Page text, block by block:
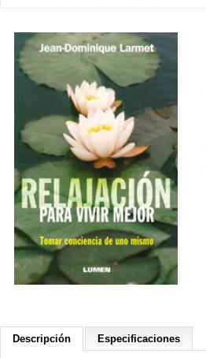
Descripción Especificaciones